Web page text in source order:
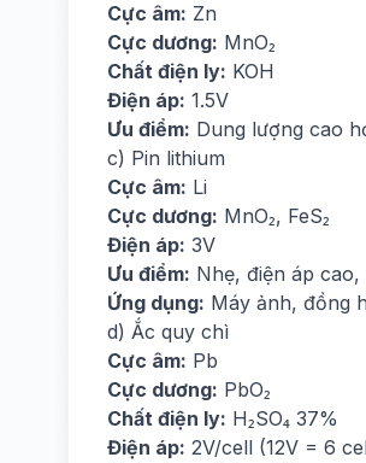
Cực âm: Zn
Cực dương: MnO₂
Chất điện ly: KOH
Điện áp: 1.5V
Ưu điểm: Dung lượng cao
c) Pin lithium
Cực âm: Li
Cực dương: MnO₂, FeS₂
Điện áp: 3V
Ưu điểm: Nhẹ, điện áp
Ứng dụng: Máy ảnh, đồng
d) Ắc quy chì
Cực âm: Pb
Cực dương: PbO₂
Chất điện ly: H₂SO₄ 37%
Điện áp: 2V/cell (12V = 6